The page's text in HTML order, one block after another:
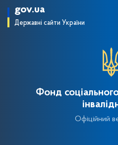
gov.ua
Державні сайти України
Фонд
Офіційний